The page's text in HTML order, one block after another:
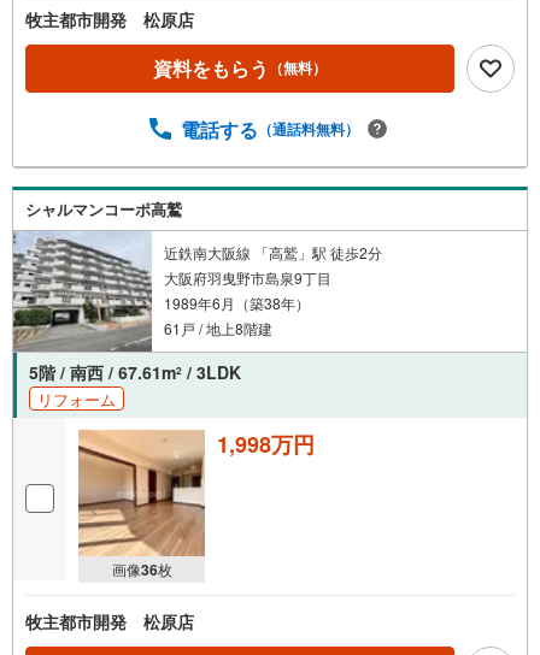
牧主都市開発 松原店
資料をもらう （無料）
電話する （通話料無料）
シャルマンコーポ高鷲
近鉄南大阪線 「高鷲」駅 徒歩2分
大阪府羽曳野市島泉9丁目
1989年6月（築38年）
61戸 / 地上8階建
5階 / 南西 / 67.61m2 / 3LDK
リフォーム
画像36枚
1,998万円
牧主都市開発 松原店